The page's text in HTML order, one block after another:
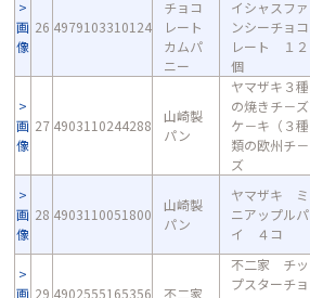
画
像
26 4979103310124
チョコ
レート
カムパ
ニー
イシャスファ
ンシーチョコ
レート １２
個
画
像
27 4903110244288
山崎製
パン
ヤマザキ３種
の焼きチ－ズ
ケ－キ（３種
類の欧州チ－
ズ
画
像
28 4903110051800
山崎製
パン
ヤマザキ ミ
ニアップルパ
イ ４コ
画 29 4902555165356 不二家
不二家 チッ
プスターチョ